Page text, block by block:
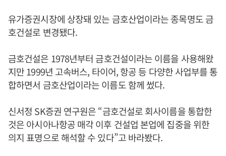
유가증권시장에 상장돼 있는 금호산업이라는 종목명도 금
호건설로 변경됐다.
금호건설은 1978년부터 금호건설이라는 이름을 사용해왔
지만 1999년 고속버스, 타이어, 항공 등 다양한 사업부를 통
합하면서 금호산업이라는 이름도 함께 썼다.
신서정 SK증권 연구원은 “금호건설로 회사이름을 통합한
것은 아시아나항공 매각 이후 건설업 본업에 집중을 위한
의지 표명으로 해석할 수 있다”고 바라봤다.